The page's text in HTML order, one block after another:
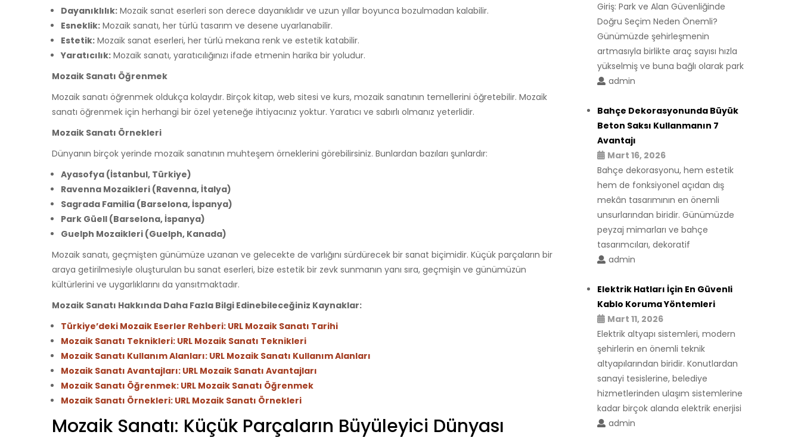
Dayanıklılık: Mozaik sanat eserleri son derece dayanıklıdır ve uzun yıllar boyunca bozulmadan kalabilir.
Esneklik: Mozaik sanatı, her türlü tasarım ve desene uyarlanabilir.
Estetik: Mozaik sanat eserleri, her türlü mekana renk ve estetik katabilir.
Yaratıcılık: Mozaik sanatı, yaratıcılığınızı ifade etmenin harika bir yoludur.
Mozaik Sanatı Öğrenmek
Mozaik sanatı öğrenmek oldukça kolaydır. Birçok kitap, web sitesi ve kurs, mozaik sanatının temellerini öğretebilir. Mozaik
sanatı öğrenmek için herhangi bir özel yeteneğe ihtiyacınız yoktur. Yaratıcı ve sabırlı olmanız yeterlidir.
Mozaik Sanatı Örnekleri
Dünyanın birçok yerinde mozaik sanatının muhteşem örneklerini görebilirsiniz. Bunlardan bazıları şunlardır:
Ayasofya (İstanbul, Türkiye)
Ravenna Mozaikleri (Ravenna, İtalya)
Sagrada Familia (Barselona, İspanya)
Park Güell (Barselona, İspanya)
Guelph Mozaikleri (Guelph, Kanada)
Mozaik sanatı, geçmişten günümüze uzanan ve gelecekte de varlığını sürdürecek bir sanat biçimidir. Küçük parçaların bir
araya getirilmesiyle oluşturulan bu sanat eserleri, bize estetik bir zevk sunmanın yanı sıra, geçmişin ve günümüzün
kültürlerini ve uygarlıklarını da yansıtmaktadır.
Mozaik Sanatı Hakkında Daha Fazla Bilgi Edinebileceğiniz Kaynaklar:
Türkiye’deki Mozaik Eserler Rehberi: URL Mozaik Sanatı Tarihi
Mozaik Sanatı Teknikleri: URL Mozaik Sanatı Teknikleri
Mozaik Sanatı Kullanım Alanları: URL Mozaik Sanatı Kullanım Alanları
Mozaik Sanatı Avantajları: URL Mozaik Sanatı Avantajları
Mozaik Sanatı Öğrenmek: URL Mozaik Sanatı Öğrenmek
Mozaik Sanatı Örnekleri: URL Mozaik Sanatı Örnekleri
Mozaik Sanatı: Küçük Parçaların Büyüleyici Dünyası
Giriş: Park ve Alan Güvenliğinde
Doğru Seçim Neden Önemli?
Günümüzde şehirleşmenin
artmasıyla birlikte araç sayısı hızla
yükselmiş ve buna bağlı olarak park
admin
Bahçe Dekorasyonunda Büyük
Beton Saksı Kullanmanın 7
Avantajı
Mart 16, 2026
Bahçe dekorasyonu, hem estetik
hem de fonksiyonel açıdan dış
mekân tasarımının en önemli
unsurlarından biridir. Günümüzde
peyzaj mimarları ve bahçe
tasarımcıları, dekoratif
admin
Elektrik Hatları İçin En Güvenli
Kablo Koruma Yöntemleri
Mart 11, 2026
Elektrik altyapı sistemleri, modern
şehirlerin en önemli teknik
altyapılarından biridir. Konutlardan
sanayi tesislerine, belediye
hizmetlerinden ulaşım sistemlerine
kadar birçok alanda elektrik enerjisi
admin